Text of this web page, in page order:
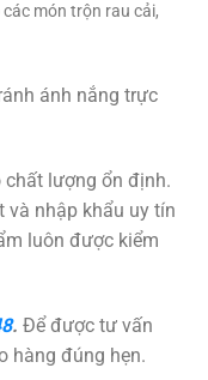
món trộn rau cải,
ánh nắng trực
chất lượng ổn định.
nhập khẩu uy tín
luôn được kiểm
. Để được tư vấn
hàng đúng hẹn.